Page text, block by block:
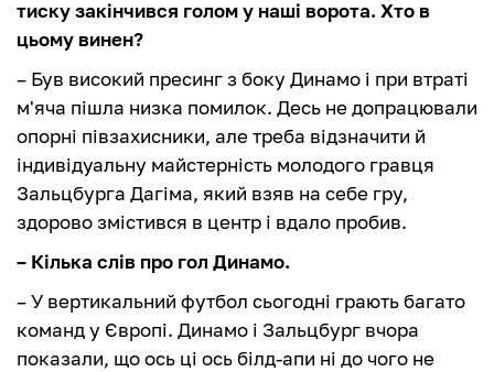
тиску закінчився голом у наші ворота. Хто в
цьому винен?
– Був високий пресинг з боку Динамо і при втраті
м'яча пішла низка помилок. Десь не допрацювали
опорні півзахисники, але треба відзначити й
індивідуальну майстерність молодого гравця
Зальцбурга Дагіма, який взяв на себе гру,
здорово змістився в центр і вдало пробив.
– Кілька слів про гол Динамо.
– У вертикальний футбол сьогодні грають багато
команд у Європі. Динамо і Зальцбург вчора
показали, що ось ці ось білд-апи ні до чого не